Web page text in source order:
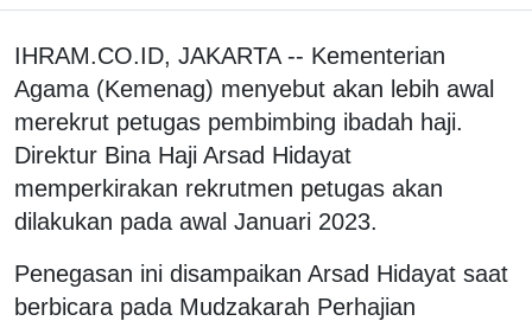
IHRAM.CO.ID, JAKARTA -- Kementerian
Agama (Kemenag) menyebut akan lebih awal
merekrut petugas pembimbing ibadah haji.
Direktur Bina Haji Arsad Hidayat
memperkirakan rekrutmen petugas akan
dilakukan pada awal Januari 2023.
Penegasan ini disampaikan Arsad Hidayat saat
berbicara pada Mudzakarah Perhajian